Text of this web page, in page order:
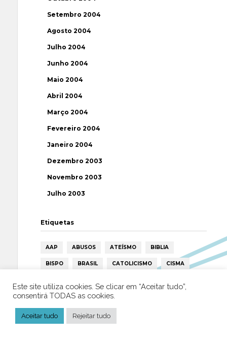
Setembro 2004
Agosto 2004
Julho 2004
Junho 2004
Maio 2004
Abril 2004
Março 2004
Fevereiro 2004
Janeiro 2004
Dezembro 2003
Novembro 2003
Julho 2003
Etiquetas
AAP ABUSOS ATEÍSMO BIBLIA
BISPO BRASIL CATOLICISMO CISMA
DEUS DIREITOS HUMANOS
ESPIRITISMO ESTATÍSTICAS
Este site utiliza cookies. Se clicar em “Aceitar tudo”,
consentirá TODAS as cookies.
Aceitar tudo Rejeitar tudo